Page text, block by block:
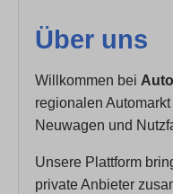
Über uns
Willkommen bei
regionalen
Neuwagen und
Unsere Plattform
private Anbieter